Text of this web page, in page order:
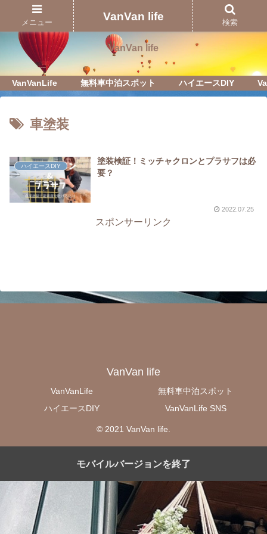
Just another WordPress site
VanVan life
VanVanLife 無料車中泊スポット ハイエースDIY
車塗装
ハイエースDIY
塗装検証！ミッチャクロンとプラサフは必
要？
2022.07.25
スポンサーリンク
VanVan life
VanVanLife
無料車中泊スポット
ハイエースDIY
VanVanLife SNS
© 2021 VanVan life.
メニュー VanVan life 検索
モバイルバージョンを終了